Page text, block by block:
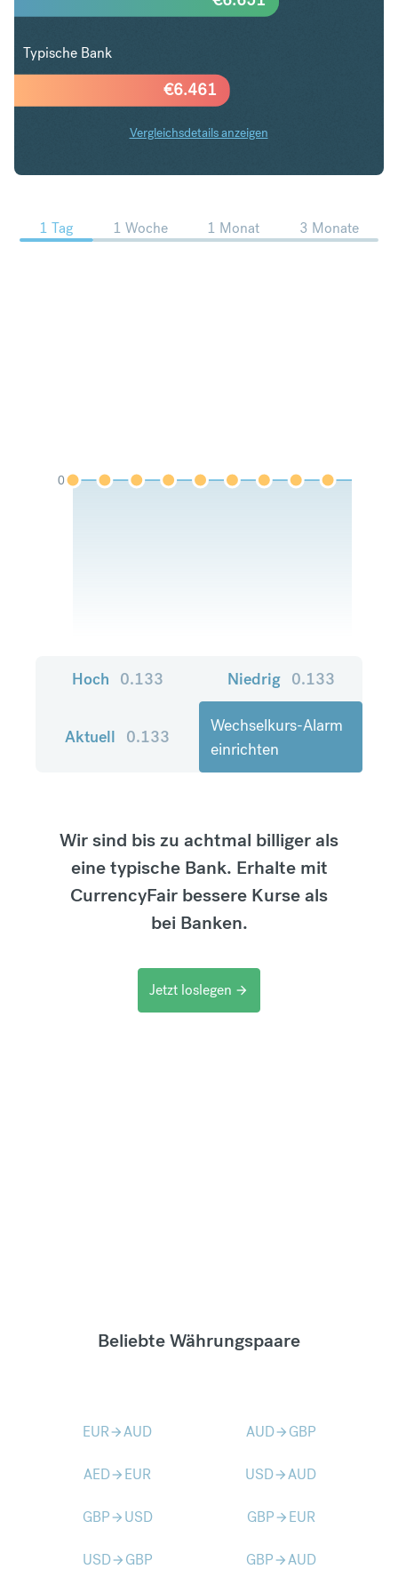
€6.461
Typische Bank
Vergleichsdetails anzeigen
DKK in EUR Trends
1 Tag 1 Woche 1 Monat 3 Monate
0
Hoch 0.133 Niedrig 0.133
Aktuell 0.133
Wechselkurs-Alarm
einrichten
Wir sind bis zu achtmal billiger als
eine typische Bank. Erhalte mit
CurrencyFair bessere Kurse als
bei Banken.
Jetzt loslegen arrow_forward
Beliebte Währungspaare
EURarrow_forwardAUD AUDarrow_forward GBP
AEDarrow_forward EUR USDarrow_forwardAUD
GBParrow_forward USD GBParrow_forward EUR
USDarrow_forward GBP GBParrow_forwardAUD